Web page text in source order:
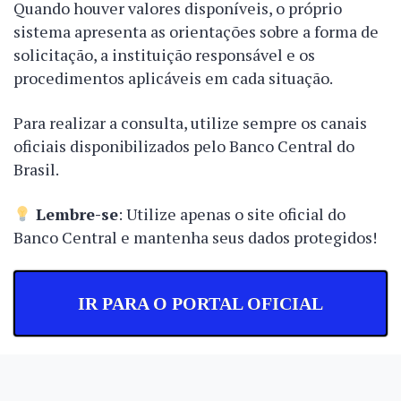
Quando houver valores disponíveis, o próprio
sistema apresenta as orientações sobre a forma de
solicitação, a instituição responsável e os
procedimentos aplicáveis em cada situação.
Para realizar a consulta, utilize sempre os canais
oficiais disponibilizados pelo Banco Central do
Brasil.
Lembre-se: Utilize apenas o site oficial do
Banco Central e mantenha seus dados protegidos!
IR PARA O PORTAL OFICIAL